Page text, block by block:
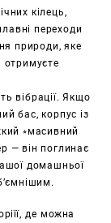
кілець,
переходи
природи, яке
отримуєте
вібрації. Якщо
бас, корпус із
⭒масивний
— він поглинає
домашньої
де можна